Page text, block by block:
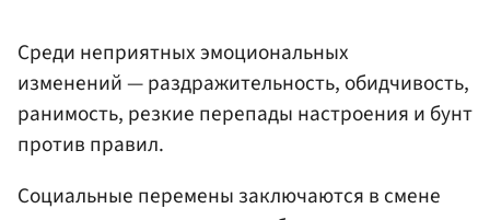
Среди неприятных эмоциональных
изменений — раздражительность, обидчивость,
ранимость, резкие перепады настроения и бунт
против правил.
Социальные перемены заключаются в смене